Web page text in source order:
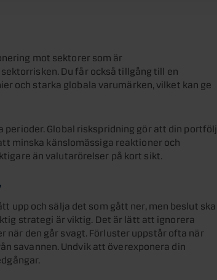
mot sektorer som är
Du får också tillgång till en
och starka globala varumärken, vilket kan ge
Global riskspridning gör att din portfölj
minska känslomässiga reaktioner och
än valutarörelser på kort sikt.
upp och sälja det som gått ner, men beslut ska
strategi är viktig. Det är lätt att ignorera
när den går svagt. Förluster uppstår ofta när
savannen. Undvik att överexponera din